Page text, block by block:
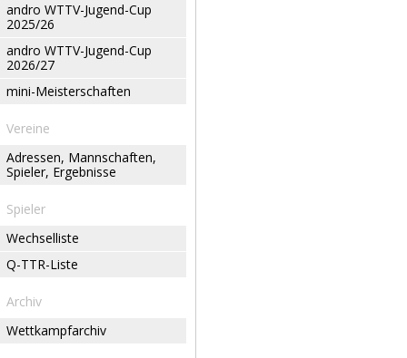
andro WTTV-Jugend-Cup
2025/26
andro WTTV-Jugend-Cup
2026/27
mini-Meisterschaften
Vereine
Adressen, Mannschaften,
Spieler, Ergebnisse
Spieler
Wechselliste
Q-TTR-Liste
Archiv
Wettkampfarchiv